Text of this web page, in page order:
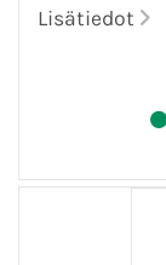
Lisätiedot